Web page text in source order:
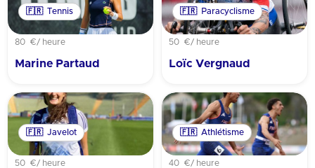
🇫🇷 Tennis
80 €/ heure
Marine Partaud
🇫🇷 Paracyclisme
50 €/ heure
Loïc Vergnaud
🇫🇷 Javelot
50 €/ heure
🇫🇷 Athlétisme
40 €/ heure